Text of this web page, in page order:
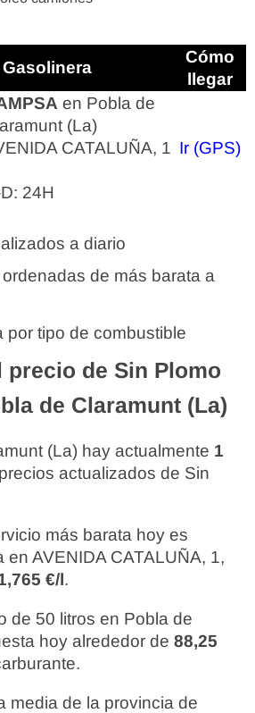
Gasolinera
Cómo
llegar
en Pobla de
(La)
CATALUÑA, 1
24H
Ir (GPS)
a diario
de más barata a
por tipo de combustible
precio de Sin Plomo
de Claramunt (La)
(La) hay actualmente 1
actualizados de Sin
más barata hoy es
en AVENIDA CATALUÑA, 1,
€/l.
de 50 litros en Pobla de
hoy alrededor de 88,25
media de la provincia de